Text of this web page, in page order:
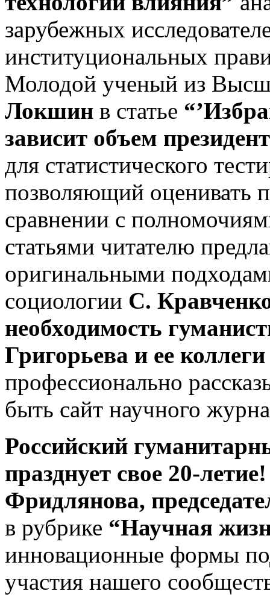
зарубежных
институциональных
Молодой ученый из
Локшин в статье
зависит объем
для статистического
позволяющий оценивать
сравнении с
статьями читателю
оригинальными
социологии С.
необходимость
Григорьева и ее
профессионально
быть сайт научного
Российский
празднует свое 20-летие!
Фридлянова,
в рубрике “Научная
инновационные формы
участия нашего